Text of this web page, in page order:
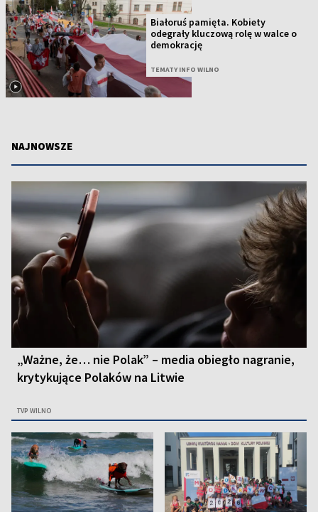
Białoruś pamięta. Kobiety
odegrały kluczową rolę w walce o
demokrację
TEMATY INFO WILNO
NAJNOWSZE
„Ważne, że… nie Polak” – media obiegło nagranie,
krytykujące Polaków na Litwie
TVP WILNO